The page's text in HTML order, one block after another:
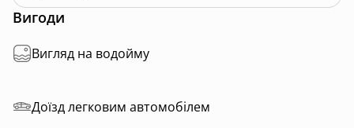
Вигоди
Вигляд на водойму
Доїзд легковим автомобілем